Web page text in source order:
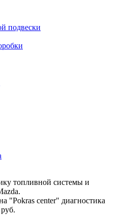
подвески
топливной системы и
"Pokras center" диагностика